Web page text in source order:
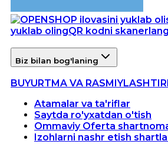
yuklab olingQR kodni skanerlang
Biz bilan bog'laning
BUYURTMA VA
Atamalar va ta'riflar
Saytda ro'yxatdan o'tish
Ommaviy Oferta
Izohlarni nashr etish